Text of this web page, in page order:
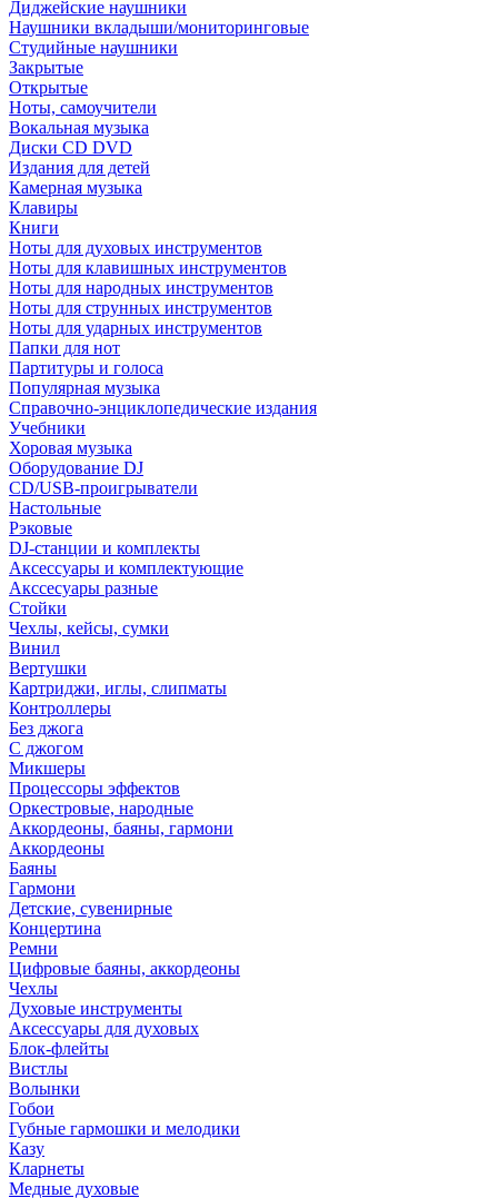
Диджейские наушники
Наушники вкладыши/мониторинговые
Студийные наушники
Закрытые
Открытые
Ноты, самоучители
Вокальная музыка
Диски CD DVD
Издания для детей
Камерная музыка
Клавиры
Книги
Ноты для духовых инструментов
Ноты для клавишных инструментов
Ноты для народных инструментов
Ноты для струнных инструментов
Ноты для ударных инструментов
Папки для нот
Партитуры и голоса
Популярная музыка
Справочно-энциклопедические издания
Учебники
Хоровая музыка
Оборудование DJ
CD/USB-проигрыватели
Настольные
Рэковые
DJ-станции и комплекты
Аксессуары и комплектующие
Акссесуары разные
Стойки
Чехлы, кейсы, сумки
Винил
Вертушки
Картриджи, иглы, слипматы
Контроллеры
Без джога
С джогом
Микшеры
Процессоры эффектов
Оркестровые, народные
Аккордеоны, баяны, гармони
Аккордеоны
Баяны
Гармони
Детские, сувенирные
Концертина
Ремни
Цифровые баяны, аккордеоны
Чехлы
Духовые инструменты
Аксессуары для духовых
Блок-флейты
Вистлы
Волынки
Гобои
Губные гармошки и мелодики
Казу
Кларнеты
Медные духовые